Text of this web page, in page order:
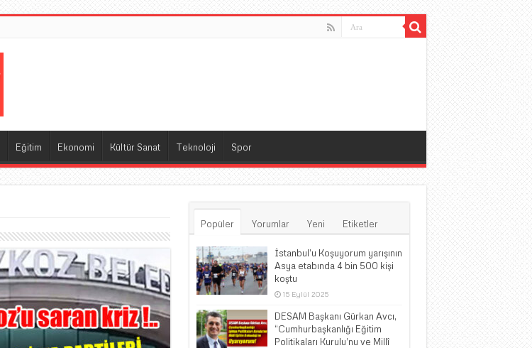
Eğitim Ekonomi Kültür Sanat Teknoloji Spor
Popüler Yorumlar Yeni Etiketler
İstanbul’u Koşuyorum yarışının
Asya etabında 4 bin 500 kişi
koştu
15 Eylül 2025
DESAM Başkanı Gürkan Avcı,
“Cumhurbaşkanlığı Eğitim
Politikaları Kurulu’nu ve Millî